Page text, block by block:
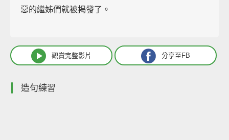
惡的繼姊們就被揭發了。
觀賞完整影片 分享至FB
造句練習